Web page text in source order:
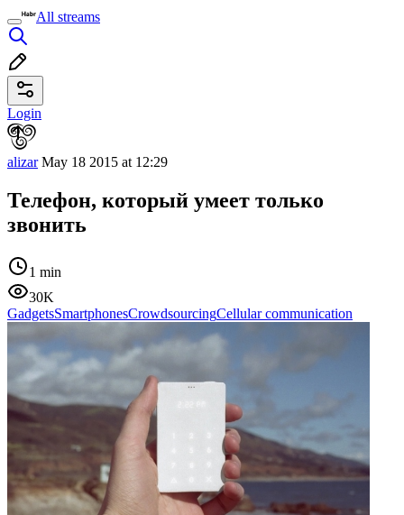
All streams
Login
alizarMay 18 2015 at 12:29
Телефон, который умеет только
звонить
1 min
30K
GadgetsSmartphonesCrowdsourcingCellular communication